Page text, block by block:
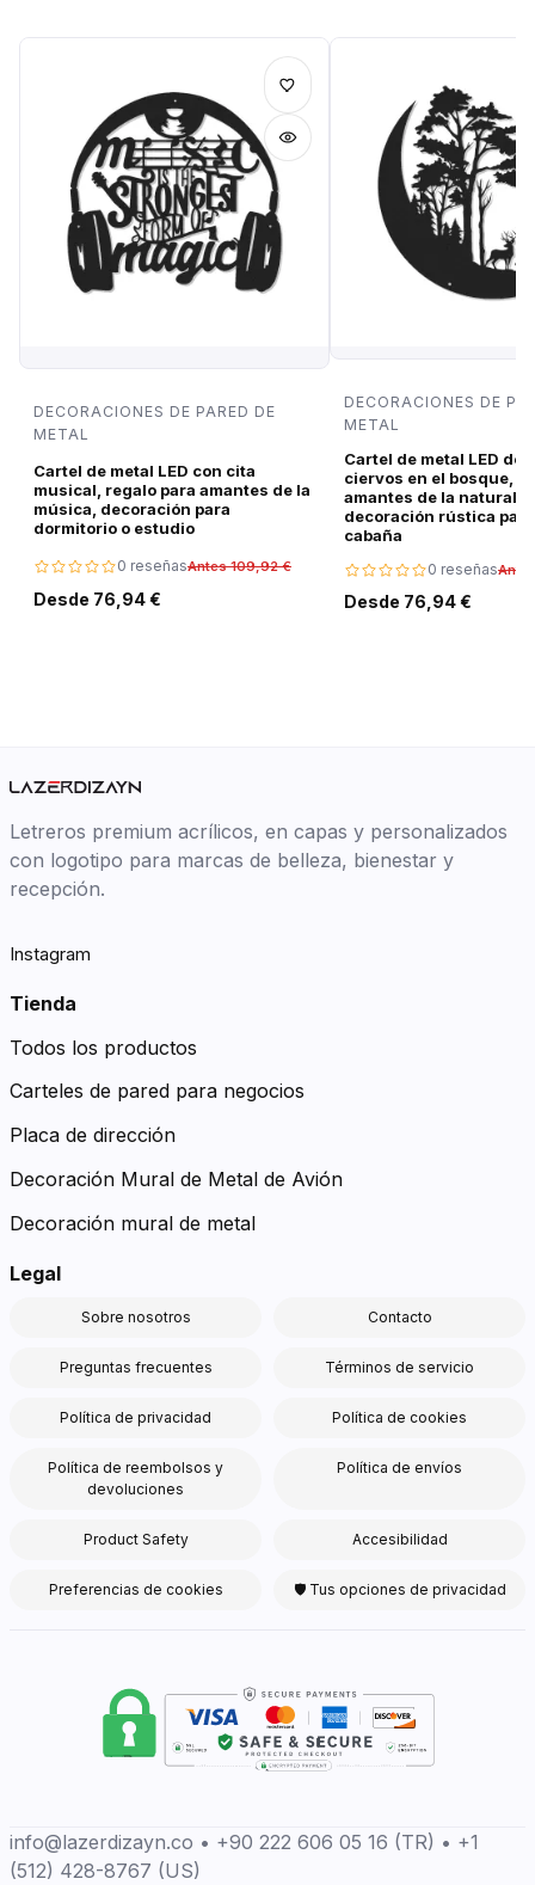
DECORACIONES DE PARED DE
METAL
Cartel de metal LED con cita
musical, regalo para amantes de la
música, decoración para
dormitorio o estudio
0 reseñasAntes 109,92 €
Desde 76,94 €
DECORACIONES DE
METAL
Cartel de metal LED de
ciervos en el bosque,
amantes de la
decoración rústica
cabaña
0 reseñas
Desde 76,94 €
Letreros premium acrílicos, en capas y personalizados
con logotipo para marcas de belleza, bienestar y
recepción.
Instagram
Tienda
Todos los productos
Carteles de pared para negocios
Placa de dirección
Decoración Mural de Metal de Avión
Decoración mural de metal
Legal
Sobre nosotros Contacto
Preguntas frecuentes Términos de servicio
Política de privacidad Política de cookies
Política de reembolsos y
devoluciones
Política de envíos
Product Safety Accesibilidad
Preferencias de cookies 🛡 Tus opciones de privacidad
info@lazerdizayn.co • +90 222 606 05 16 (TR) • +1
(512) 428-8767 (US)